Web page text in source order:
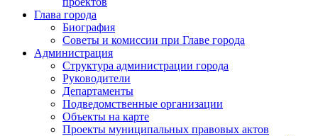
Глава города
Биография
Советы и комиссии при Главе города
Администрация
Структура администрации города
Руководители
Департаменты
Подведомственные организации
Объекты на карте
Проекты муниципальных правовых актов